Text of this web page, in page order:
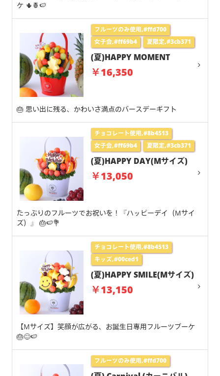
ケ 🌵🍍🍉
フルーツのみ使用,#ffd700
女子会,#ff69b4
夏限定,#3cb371
(夏)HAPPY MOMENT
￥16,350
🎂 思い出に残る、かわいさ満点のバースデーギフト
チョコレート使用,#8b4513
女子会,#ff69b4
夏限定,#3cb371
(夏)HAPPY DAY(Mサイズ)
￥13,050
たっぷりのフルーツでお祝いを！『ハッピーデイ（Mサイ
ズ）』 🎂🍉💐
チョコレート使用,#8b4513
キッズ,#00ced1
(夏)HAPPY SMILE(Mサイズ)
￥13,150
【Mサイズ】笑顔が広がる、お誕生日専用フルーツブーケ
🎂😊🍉
フルーツのみ使用,#ffd700